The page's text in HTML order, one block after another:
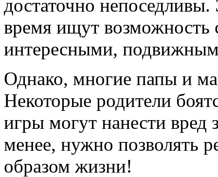
достаточно
время ищут возможность
интересными,
Однако, многие папы и
Некоторые родители
игры могут нанести вред
менее, нужно позволять
образом жизни!